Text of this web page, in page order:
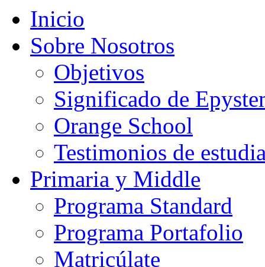
Inicio
Sobre Nosotros
Objetivos
Significado de
Orange School
Testimonios de
Primaria y Middle
Programa Standard
Programa Portafolio
Matricúlate